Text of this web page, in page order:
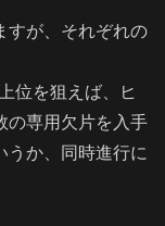
すが、それぞれの
位を狙えば、ヒ
の専用欠片を入手
うか、同時進行に